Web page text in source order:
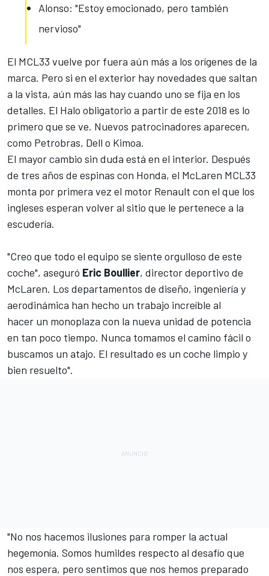
Alonso: "Estoy emocionado, pero también
nervioso"
El MCL33 vuelve por fuera aún más a los orígenes de la
marca. Pero si en el exterior hay novedades que saltan
a la vista, aún más las hay cuando uno se fija en los
detalles. El Halo obligatorio a partir de este 2018 es lo
primero que se ve. Nuevos patrocinadores aparecen,
como Petrobras, Dell o Kimoa.
El mayor cambio sin duda está en el interior. Después
de tres años de espinas con Honda, el McLaren MCL33
monta por primera vez el motor Renault con el que los
ingleses esperan volver al sitio que le pertenece a la
escudería.
"Creo que todo el equipo se siente orgulloso de este
coche", aseguró Eric Boullier, director deportivo de
McLaren. Los departamentos de diseño, ingeniería y
aerodinámica han hecho un trabajo increíble al
hacer un monoplaza con la nueva unidad de potencia
en tan poco tiempo. Nunca tomamos el camino fácil o
buscamos un atajo. El resultado es un coche limpio y
bien resuelto".
"No nos hacemos ilusiones para romper la actual
hegemonía. Somos humildes respecto al desafío que
nos espera, pero sentimos que nos hemos preparado